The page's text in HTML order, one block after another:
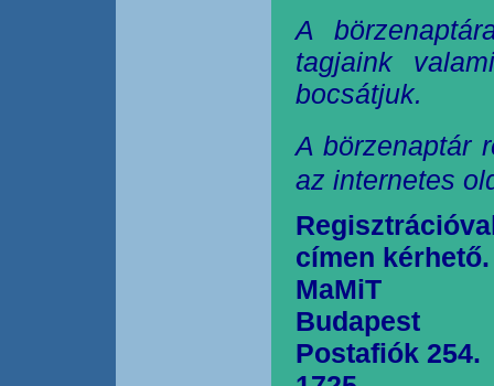
A
tagjaink
bocsátjuk.
A börzenaptár
az internetes
címen kérhető.
MaMiT
Budapest
Postafiók 254.